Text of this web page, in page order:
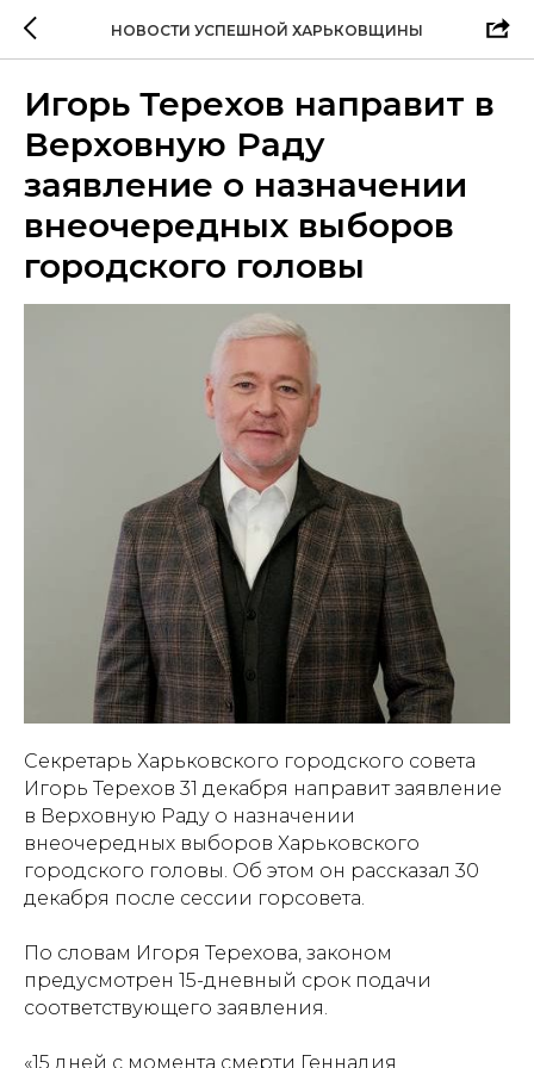
НОВОСТИ УСПЕШНОЙ ХАРЬКОВЩИНЫ
Игорь Терехов направит в
Верховную Раду
заявление о назначении
внеочередных выборов
городского головы
Секретарь Харьковского городского совета
Игорь Терехов 31 декабря направит заявление
в Верховную Раду о назначении
внеочередных выборов Харьковского
городского головы. Об этом он рассказал 30
декабря после сессии горсовета.
По словам Игоря Терехова, законом
предусмотрен 15-дневный срок подачи
соответствующего заявления.
«15 дней с момента смерти Геннадия